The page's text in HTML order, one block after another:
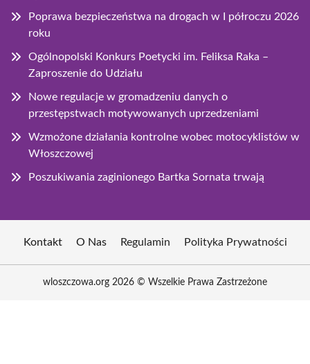
Poprawa bezpieczeństwa na drogach w I półroczu 2026
roku
Ogólnopolski Konkurs Poetycki im. Feliksa Raka –
Zaproszenie do Udziału
Nowe regulacje w gromadzeniu danych o
przestępstwach motywowanych uprzedzeniami
Wzmożone działania kontrolne wobec motocyklistów w
Włoszczowej
Poszukiwania zaginionego Bartka Sornata trwają
Kontakt O Nas Regulamin Polityka Prywatności
wloszczowa.org 2026 © Wszelkie Prawa Zastrzeżone